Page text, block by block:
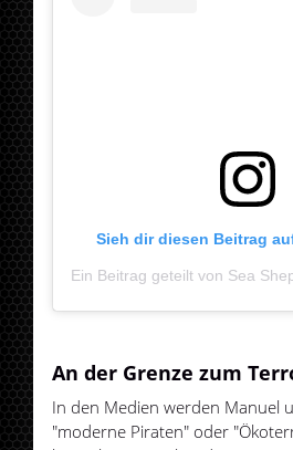
Sieh dir diesen Beitrag
An der Grenze zum
In den Medien werden Manuel
"moderne Piraten" oder